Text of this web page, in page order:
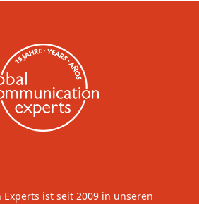
ist seit 2009 in unseren